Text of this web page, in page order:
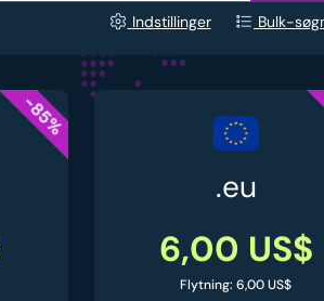
Indstillinger Bulk-
-85%
.eu
6,00 US$
Flytning: 6,00 US$